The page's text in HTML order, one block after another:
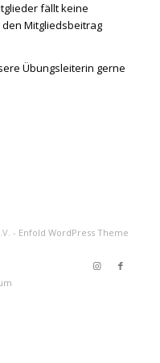
fällt keine
Mitgliedsbeitrag
Übungsleiterin gerne
- Enfold WordPress Theme